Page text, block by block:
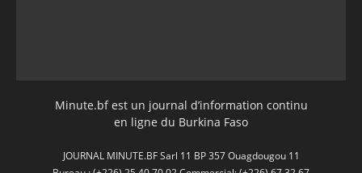
Minute.bf est un journal d’information continu
en ligne du Burkina Faso
JOURNAL MINUTE.BF Sarl 11 BP 357 Ouagdougou 11